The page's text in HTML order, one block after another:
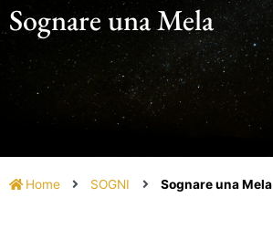
Sognare una Mela
Home SOGNI Sognare una Mela